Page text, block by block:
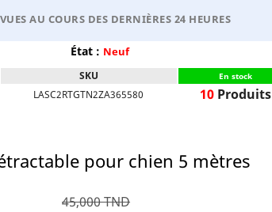
AU COURS DES DERNIÈRES 24 HEURES
État : Neuf
SKU En stock
LASC2RTGTN2ZA365580 10 Produits
pour chien 5 mètres
45,000 TND